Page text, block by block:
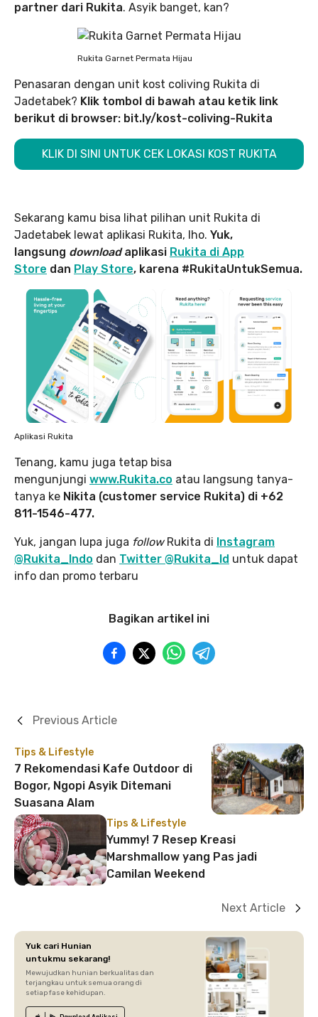
partner dari Rukita. Asyik banget, kan?
Rukita Garnet Permata Hijau
Penasaran dengan unit kost coliving Rukita di
Jadetabek? Klik tombol di bawah atau ketik link
berikut di browser: bit.ly/kost-coliving-Rukita
KLIK DI SINI UNTUK CEK LOKASI KOST RUKITA
Sekarang kamu bisa lihat pilihan unit Rukita di
Jadetabek lewat aplikasi Rukita, lho. Yuk,
langsung downloadaplikasi Rukita di App
Store dan Play Store, karena #RukitaUntukSemua.
Aplikasi Rukita
Tenang, kamu juga tetap bisa
mengunjungi www.Rukita.co atau langsung tanya-
tanya ke Nikita (customer service Rukita) di +62
811-1546-477.
Yuk, jangan lupa juga followRukita di Instagram
@Rukita_Indo dan Twitter @Rukita_Id untuk dapat
info dan promo terbaru
Bagikan artikel ini
Tips & Lifestyle
7 Rekomendasi Kafe Outdoor di
Bogor, Ngopi Asyik Ditemani
Suasana Alam
Previous Article
Tips & Lifestyle
Yummy! 7 Resep Kreasi
Marshmallow yang Pas jadi
Camilan Weekend
Next Article
Yuk cari Hunian
untukmu sekarang!
Mewujudkan hunian berkualitas dan
terjangkau untuk semua orang di
setiap fase kehidupan.